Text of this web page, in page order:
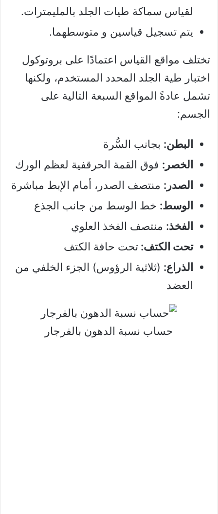
لقياس سماكة طيات الجلد بالمليمترات.
يتم تسجيل قياسين و متوسطهما.
تختلف مواقع القياس اعتمادًا على بروتوكول
اختبار طية الجلد المحدد المستخدم، ولكنها
تشمل عادةً المواقع السبعة التالية على
الجسم:
البطن: بجانب السُّرة
الخصر: فوق القمة الحرقفية لعظم الورك
الصدر: منتصف الصدر، أمام الإبط مباشرة
الوسط: خط الوسط من جانب الجذع
الفخذ: منتصف الفخذ العلوي
تحت الكتف: تحت حافة الكتف
الذراع: (ثلاثية الرؤوس) الجزء الخلفي من
العضد
حساب نسبة الدهون بالفرجار